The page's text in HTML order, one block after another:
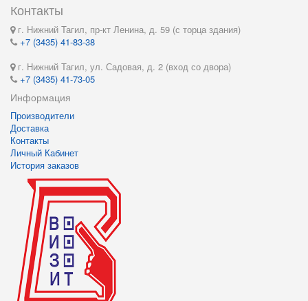
Контакты
г. Нижний Тагил, пр-кт Ленина, д. 59 (с торца здания)
+7 (3435) 41-83-38
г. Нижний Тагил, ул. Садовая, д. 2 (вход со двора)
+7 (3435) 41-73-05
Информация
Производители
Доставка
Контакты
Личный Кабинет
История заказов